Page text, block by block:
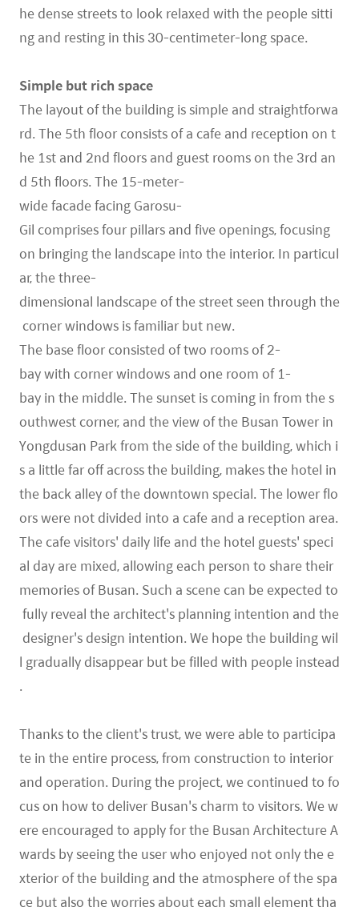
he dense streets to look relaxed with the people sitti
ng and resting in this 30-centimeter-long space.
Simple but rich space
The layout of the building is simple and straightforwa
rd. The 5th floor consists of a cafe and reception on t
he 1st and 2nd floors and guest rooms on the 3rd an
d 5th floors. The 15-meter-
wide facade facing Garosu-
Gil comprises four pillars and five openings, focusing
on bringing the landscape into the interior. In particul
ar, the three-
dimensional landscape of the street seen through the
corner windows is familiar but new.
The base floor consisted of two rooms of 2-
bay with corner windows and one room of 1-
bay in the middle. The sunset is coming in from the s
outhwest corner, and the view of the Busan Tower in
Yongdusan Park from the side of the building, which i
s a little far off across the building, makes the hotel in
the back alley of the downtown special. The lower flo
ors were not divided into a cafe and a reception area.
The cafe visitors' daily life and the hotel guests' speci
al day are mixed, allowing each person to share their
memories of Busan. Such a scene can be expected to
fully reveal the architect's planning intention and the
designer's design intention. We hope the building wil
l gradually disappear but be filled with people instead
.
Thanks to the client's trust, we were able to participa
te in the entire process, from construction to interior
and operation. During the project, we continued to fo
cus on how to deliver Busan's charm to visitors. We w
ere encouraged to apply for the Busan Architecture A
wards by seeing the user who enjoyed not only the e
xterior of the building and the atmosphere of the spa
ce but also the worries about each small element tha